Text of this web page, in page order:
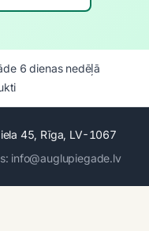
6 dienas nedēļā
45, Rīga, LV-1067
info@auglupiegade.lv